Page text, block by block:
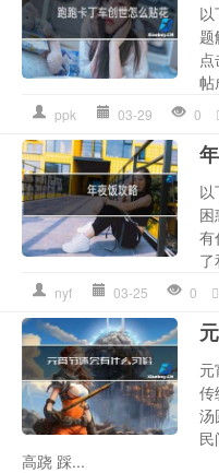
以
题
帖
ppk 03-29 0
以
有
nyf 03-25 0
传
汤
高跷 踩...